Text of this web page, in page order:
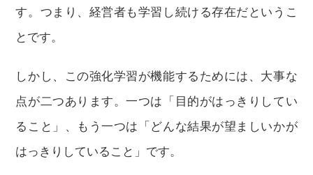
す。つまり、経営者も学習し続ける存在だというこ
とです。
しかし、この強化学習が機能するためには、大事な
点が二つあります。一つは「目的がはっきりしてい
ること」、もう一つは「どんな結果が望ましいかが
はっきりしていること」です。